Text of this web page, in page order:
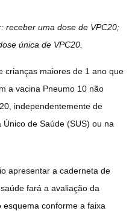
receber uma dose de VPC20;
única de VPC20.
crianças maiores de 1 ano que
a vacina Pneumo 10 não
independentemente de
de Saúde (SUS) ou na
apresentar a caderneta de
fará a avaliação da
conforme a faixa